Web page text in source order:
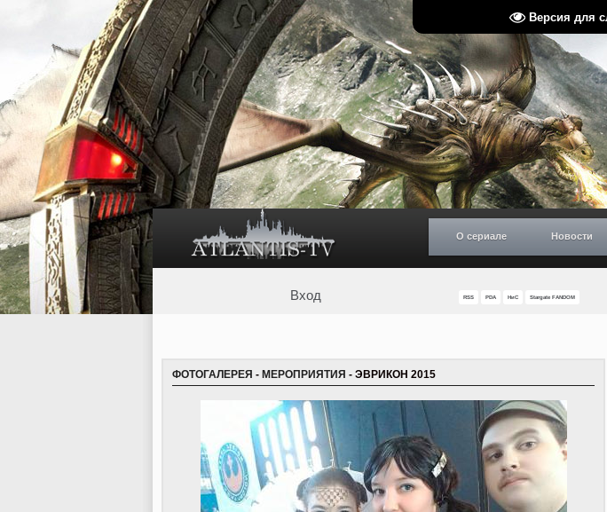
Версия для
О сериале Новости
Вход RSS PDA НиС Stargate FANDOM
ФОТОГАЛЕРЕЯ - МЕРОПРИЯТИЯ - ЭВРИКОН 2015